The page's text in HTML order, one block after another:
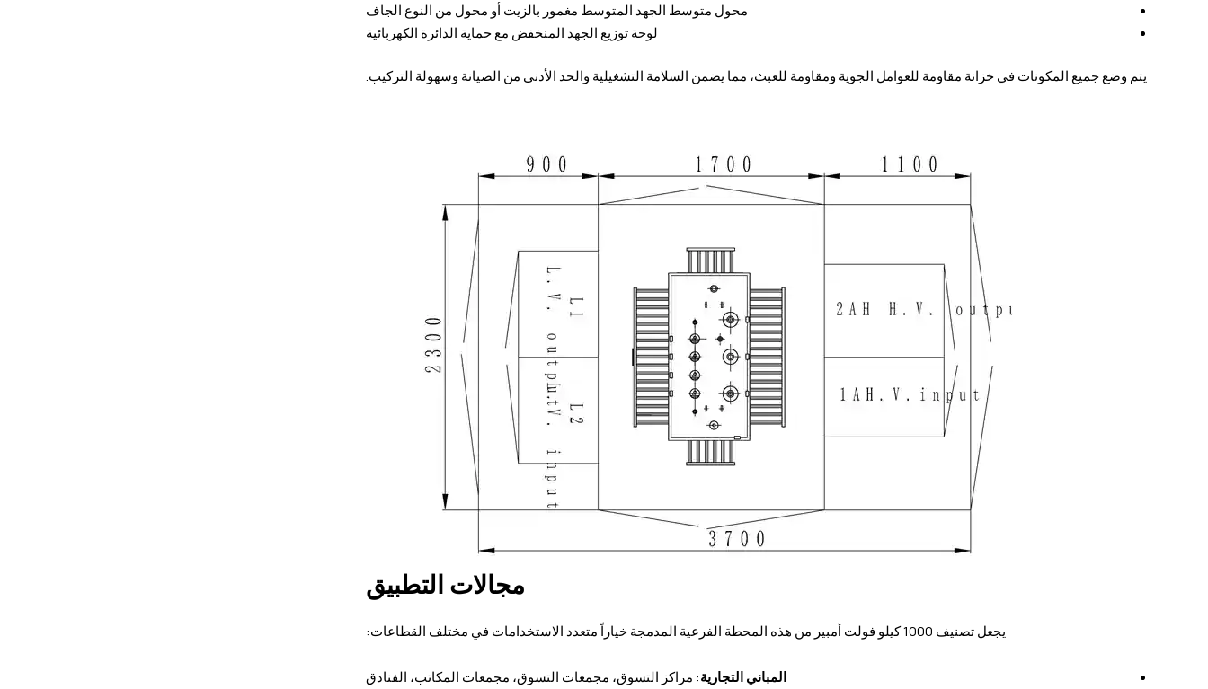
محول متوسط الجهد المتوسط مغمور بالزيت أو محول من النوع الجاف
لوحة توزيع الجهد المنخفض مع حماية الدائرة الكهربائية
يتم وضع جميع المكونات في خزانة مقاومة للعوامل الجوية ومقاومة للعبث، مما يضمن السلامة التشغيلية والحد الأدنى من الصيانة وسهولة التركيب.
مجالات التطبيق
يجعل تصنيف 1000 كيلو فولت أمبير من هذه المحطة الفرعية المدمجة خياراً متعدد الاستخدامات في مختلف القطاعات:
المباني التجارية: مراكز التسوق، مجمعات التسوق، مجمعات المكاتب، الفنادق